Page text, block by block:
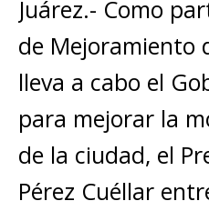
A
p
p
b
o
o
k
n
g
e
r
r
m
p
ar
ti
r
Juárez.- Como
de Mejoramiento
lleva a cabo el
para mejorar la
de la ciudad, el
Pérez Cuéllar